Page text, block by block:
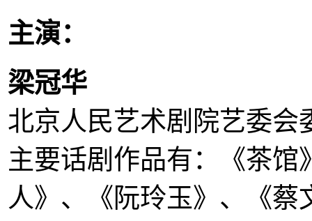
主演：
梁冠华
北京人民艺术剧院艺委会
主要话剧作品有：《茶
人》、《阮玲玉》、《